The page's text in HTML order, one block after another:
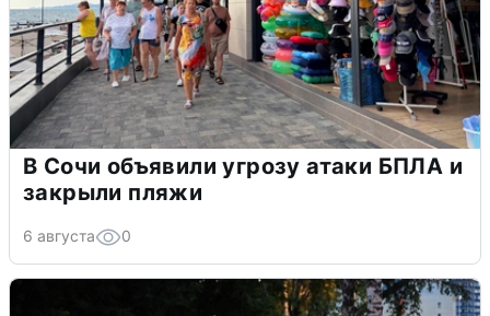
В Сочи объявили угрозу атаки БПЛА и
закрыли пляжи
6 августа 0